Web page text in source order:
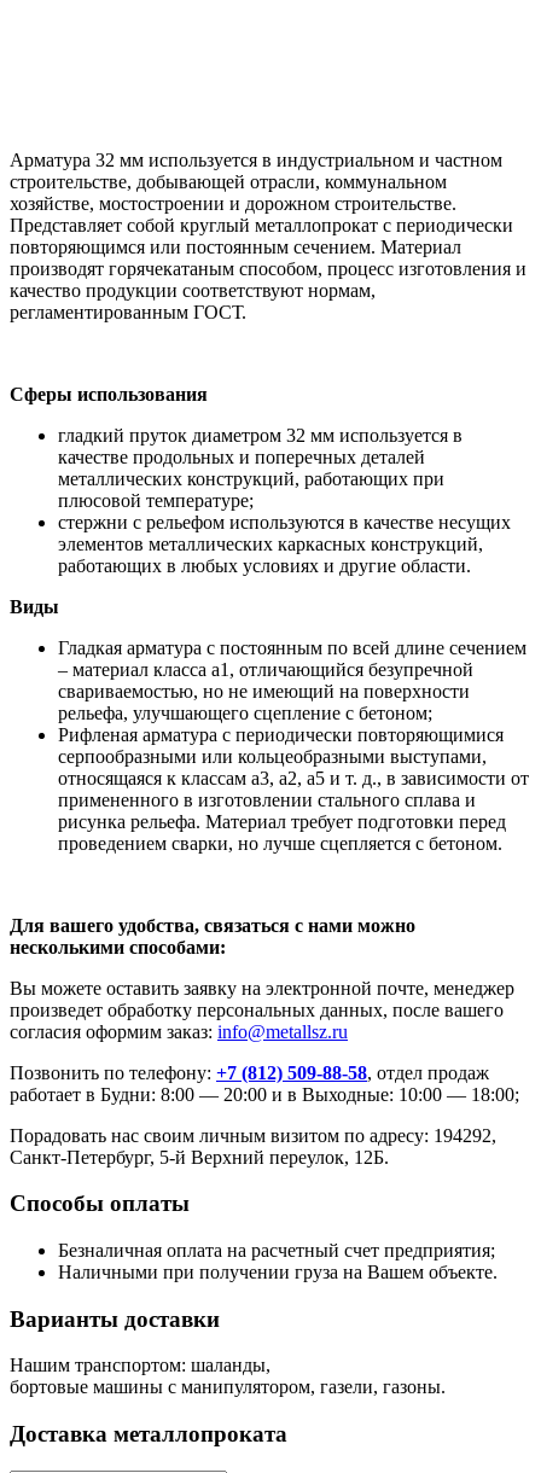
Арматура 32 мм используется в индустриальном и частном
строительстве, добывающей отрасли, коммунальном
хозяйстве, мостостроении и дорожном строительстве.
Представляет собой круглый металлопрокат с периодически
повторяющимся или постоянным сечением. Материал
производят горячекатаным способом, процесс изготовления и
качество продукции соответствуют нормам,
регламентированным ГОСТ.
Сферы использования
гладкий пруток диаметром 32 мм используется в
качестве продольных и поперечных деталей
металлических конструкций, работающих при
плюсовой температуре;
стержни с рельефом используются в качестве несущих
элементов металлических каркасных конструкций,
работающих в любых условиях и другие области.
Виды
Гладкая арматура с постоянным по всей длине сечением
– материал класса а1, отличающийся безупречной
свариваемостью, но не имеющий на поверхности
рельефа, улучшающего сцепление с бетоном;
Рифленая арматура с периодически повторяющимися
серпообразными или кольцеобразными выступами,
относящаяся к классам а3, а2, а5 и т. д., в зависимости от
примененного в изготовлении стального сплава и
рисунка рельефа. Материал требует подготовки перед
проведением сварки, но лучше сцепляется с бетоном.
Для вашего удобства, связаться с нами можно
несколькими способами:
Вы можете оставить заявку на электронной почте, менеджер
произведет обработку персональных данных, после вашего
согласия оформим заказ: info@metallsz.ru
Позвонить по телефону: +7 (812) 509-88-58, отдел продаж
работает в Будни: 8:00 — 20:00 и в Выходные: 10:00 — 18:00;
Порадовать нас своим личным визитом по адресу: 194292,
Санкт-Петербург, 5-й Верхний переулок, 12Б.
Способы оплаты
Безналичная оплата на расчетный счет предприятия;
Наличными при получении груза на Вашем объекте.
Варианты доставки
Нашим транспортом: шаланды,
бортовые машины с манипулятором, газели, газоны.
Доставка металлопроката